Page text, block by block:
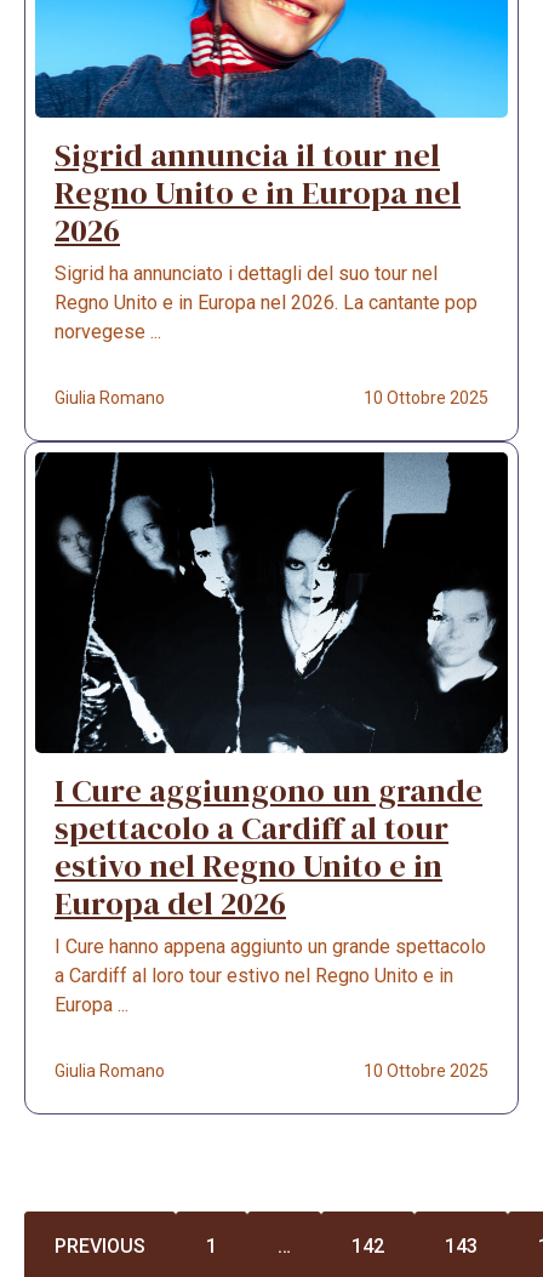
Sigrid annuncia il tour nel
Regno Unito e in Europa nel
2026
Sigrid ha annunciato i dettagli del suo tour nel
Regno Unito e in Europa nel 2026. La cantante pop
norvegese ...
Giulia Romano 10 Ottobre 2025
I Cure aggiungono un grande
spettacolo a Cardiff al tour
estivo nel Regno Unito e in
Europa del 2026
I Cure hanno appena aggiunto un grande spettacolo
a Cardiff al loro tour estivo nel Regno Unito e in
Europa ...
Giulia Romano 10 Ottobre 2025
PREVIOUS 1 … 142 143